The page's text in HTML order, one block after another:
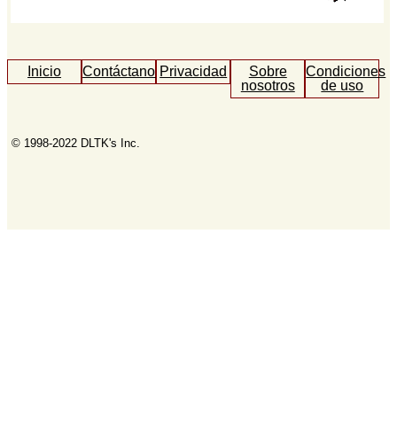
Inicio ContáctanosPrivacidad
Sobre
nosotros
Condiciones
de uso
© 1998-2022 DLTK's Inc.